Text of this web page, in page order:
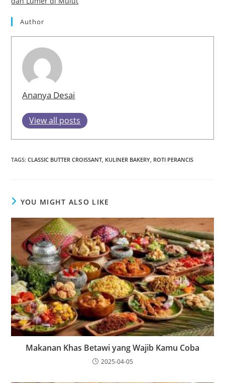
Author
Ananya Desai
View all posts
TAGS:CLASSIC BUTTER CROISSANT KULINER BAKERY ROTI PERANCIS
YOU MIGHT ALSO LIKE
Makanan Khas Betawi yang Wajib Kamu Coba
2025-04-05